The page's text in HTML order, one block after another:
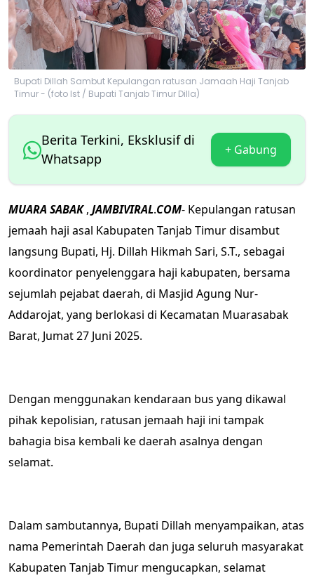
Bupati Dillah Sambut Kepulangan ratusan Jamaah Haji Tanjab
Timur - (foto Ist / Bupati Tanjab Timur Dilla)
Berita Terkini, Eksklusif di
Whatsapp
+ Gabung
MUARA SABAK, JAMBIVIRAL.COM- Kepulangan ratusan
jemaah haji asal Kabupaten Tanjab Timur disambut
langsung Bupati, Hj. Dillah Hikmah Sari, S.T., sebagai
koordinator penyelenggara haji kabupaten, bersama
sejumlah pejabat daerah, di Masjid Agung Nur-
Addarojat, yang berlokasi di Kecamatan Muarasabak
Barat, Jumat 27 Juni 2025.
Dengan menggunakan kendaraan bus yang dikawal
pihak kepolisian, ratusan jemaah haji ini tampak
bahagia bisa kembali ke daerah asalnya dengan
selamat.
Dalam sambutannya, Bupati Dillah menyampaikan, atas
nama Pemerintah Daerah dan juga seluruh masyarakat
Kabupaten Tanjab Timur mengucapkan, selamat